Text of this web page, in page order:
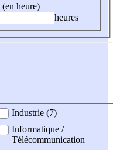
heure)
heures
Industrie (7)
Informatique /
Télécommunication